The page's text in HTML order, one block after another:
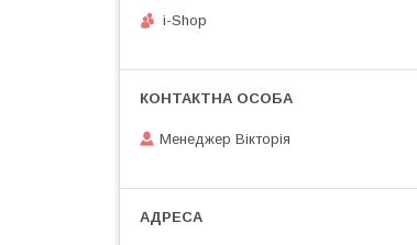
i-Shop
Менеджер Вікторія